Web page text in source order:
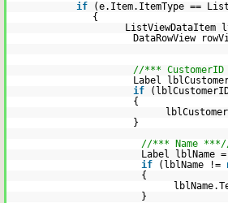
if
(e.Item.ItemType ==
{
ListViewDataItem
DataRowView
//***
Label
if
{
}
//*** Name
Label lblName
if (lblName !=
{
}